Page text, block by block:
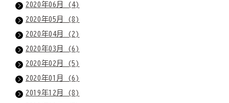
2020年06月 (4)
2020年05月 (8)
2020年04月 (2)
2020年03月 (6)
2020年02月 (5)
2020年01月 (6)
2019年12月 (8)